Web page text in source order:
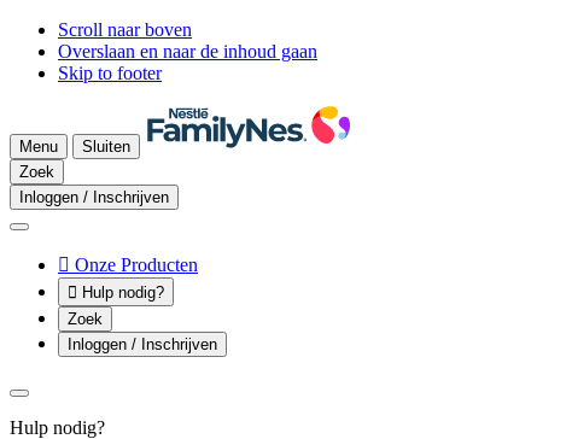
Scroll naar boven
Overslaan en naar de inhoud gaan
Skip to footer
Menu
Sluiten
Zoek
Inloggen / Inschrijven
 Onze Producten
 Hulp nodig?
Zoek
Inloggen / Inschrijven
Hulp nodig?